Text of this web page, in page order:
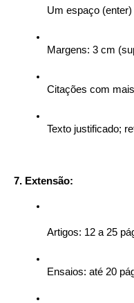
Um espaço
Margens: 3 cm
Citações com
Texto justificado;
7. Extensão:
Artigos: 12 a 25
Ensaios: até 20